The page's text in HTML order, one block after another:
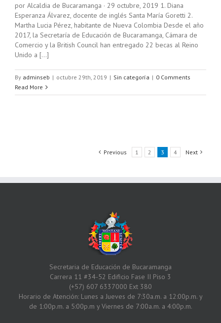
por Alcaldia de Bucaramanga · 29 octubre, 2019 1. Diana
Esperanza Álvarez, docente de inglés Santa María Goretti 2.
Martha Lucia Pérez, habitante de Nueva Colombia Desde el año
2017, la Secretaría de Educación de Bucaramanga, Cámara de
Comercio y la British Council han entregado 22 becas al Reino
Unido a [...]
By adminseb | octubre 29th, 2019 | Sin categoría | 0 Comments
Read More
Previous 1 2 3 4 Next
Secretaria de Educación de Bucaramanga
Carrera 11 #34-52 Edificio Fase II Piso 3
(+57) 607 6337000 Ext 380
Horario de Atención: Lunes a Jueves de 7:30a.m. a 12:00p.m. y
de 1:00p.m. a 5:00p.m y Viernes de 7:00a.m. a 4:00p.m.